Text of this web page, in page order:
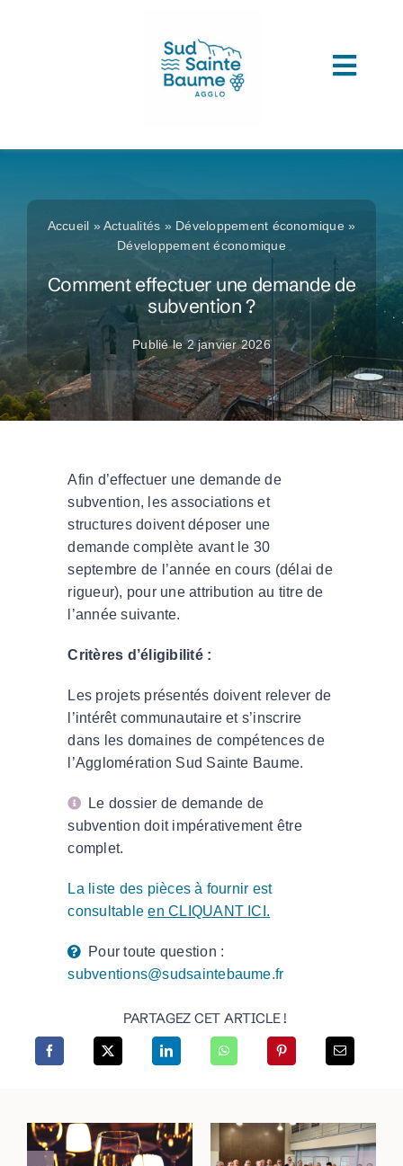
COMPRENDRE L’AGGLOMERATION
CONNAITRE SON ADMINISTRATION
ACCEDER A VOS SERVICES
DECOUVRIR SUD SAINTE BAUME
TOUTES LES ACTUS
LES MÉDIATHÈQUES
Accueil »Actualités » Développement économique»
Développement économique
Comment effectuer une demande de
subvention ?
Publié le 2 janvier 2026
Afin d’effectuer une demande de
subvention, les associations et
structures doivent déposer une
demande complète avant le 30
septembre de l’année en cours (délai de
rigueur), pour une attribution au titre de
l’année suivante.
Critères d’éligibilité :
Les projets présentés doivent relever de
l’intérêt communautaire et s’inscrire
dans les domaines de compétences de
l’Agglomération Sud Sainte Baume.
Le dossier de demande de
subvention doit impérativement être
complet.
La liste des pièces à fournir est
consultableen CLIQUANT ICI.
Pour toute question :
subventions@sudsaintebaume.fr
PARTAGEZ CET ARTICLE !